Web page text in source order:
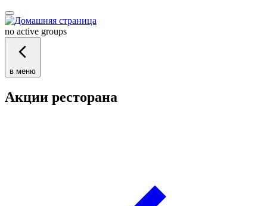
no active groups
в меню
Акции ресторана